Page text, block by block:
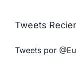
Tweets
Tweets por